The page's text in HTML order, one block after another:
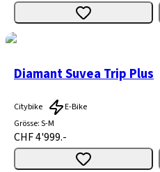
Diamant Suvea Trip Plus
Citybike
E-Bike
Grösse:S-M
CHF 4'999.-